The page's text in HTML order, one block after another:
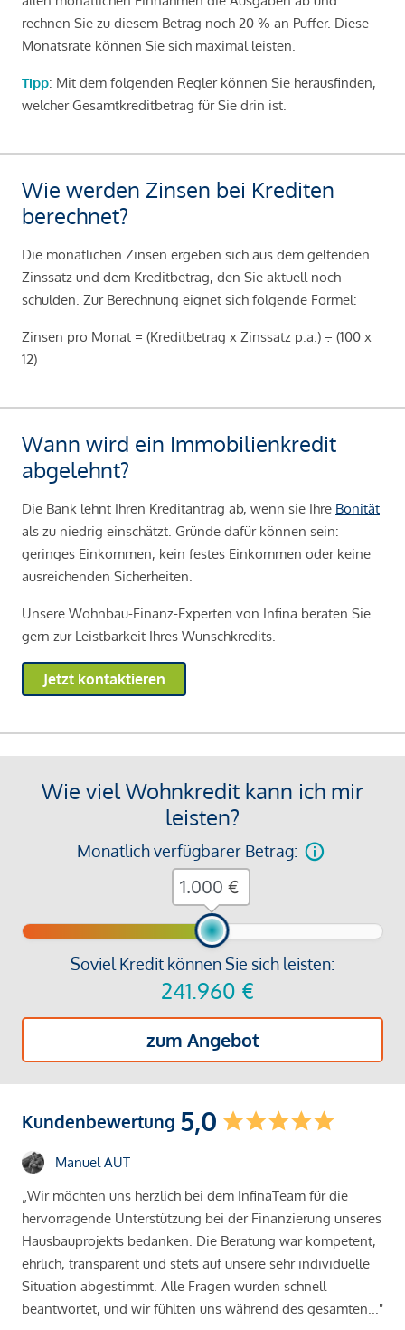
rechnen Sie zu diesem Betrag noch 20 % an Puffer. Diese
Monatsrate können Sie sich maximal leisten.
Tipp: Mit dem folgenden Regler können Sie herausfinden,
welcher Gesamtkreditbetrag für Sie drin ist.
Wie werden Zinsen bei Krediten
berechnet?
Die monatlichen Zinsen ergeben sich aus dem geltenden
Zinssatz und dem Kreditbetrag, den Sie aktuell noch
schulden. Zur Berechnung eignet sich folgende Formel:
Zinsen pro Monat = (Kreditbetrag x Zinssatz p.a.) ÷ (100 x
12)
Wann wird ein Immobilienkredit
abgelehnt?
Die Bank lehnt Ihren Kreditantrag ab, wenn sie Ihre Bonität
als zu niedrig einschätzt. Gründe dafür können sein:
geringes Einkommen, kein festes Einkommen oder keine
ausreichenden Sicherheiten.
Unsere Wohnbau-Finanz-Experten von Infina beraten Sie
gern zur Leistbarkeit Ihres Wunschkredits.
Jetzt kontaktieren
Wie viel Wohnkredit kann ich mir
leisten?
Monatlich verfügbarer Betrag:
Soviel Kredit können Sie sich leisten:
241.960 €
zum Angebot
€
Kundenbewertung 5,0
Manuel AUT
„Wir möchten uns herzlich bei dem InfinaTeam für die
hervorragende Unterstützung bei der Finanzierung unseres
Hausbauprojekts bedanken. Die Beratung war kompetent,
ehrlich, transparent und stets auf unsere sehr individuelle
Situation abgestimmt. Alle Fragen wurden schnell
beantwortet, und wir fühlten uns während des gesamten..."